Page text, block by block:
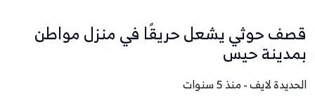
قصف حوثي يشعل حريقًا في منزل مواطن
بمدينة حيس
الحديدة لايف - منذ 5 سنوات